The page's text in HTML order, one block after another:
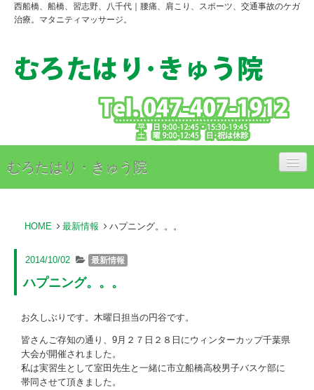
西船橋、船橋、習志野、八千代｜腰痛、肩こり、スポーツ、交通事故のケガ
治療。マタニティマッサージ。
むろたはり・きゅう院
治療料金のご案内
アクセス
スタッフ紹介
お問い合わせ
HOME 最新情報 ハプニング。。。
2014/10/02 最新情報
ハプニング。。。
お久しぶりです。木曜日担当の円谷です。
皆さんご存知の通り、9月２７日２８日にウィンターカップ千葉県
大会が開催されました。
私は実習生として室田先生と一緒に市立船橋高校男子バスケ部に
帯同させて頂きました。